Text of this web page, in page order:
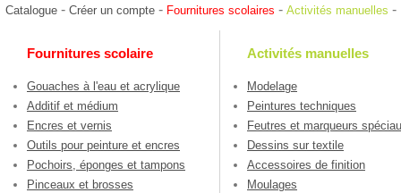
Catalogue - Créer un compte - Fournitures scolaires - Activités manuelles -
Fournitures scolaire
Gouaches à l'eau et acrylique
Additif et médium
Encres et vernis
Outils pour peinture et encres
Pochoirs, éponges et tampons
Pinceaux et brosses
Activités manuelles
Modelage
Peintures techniques
Feutres et marqueurs
Dessins sur textile
Accessoires de finition
Moulages